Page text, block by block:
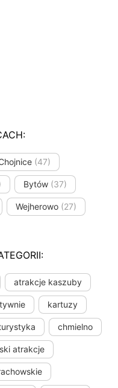
(47)
Bytów (37)
Wejherowo (27)
atrakcje kaszuby
kartuzy
chmielno
atrakcje